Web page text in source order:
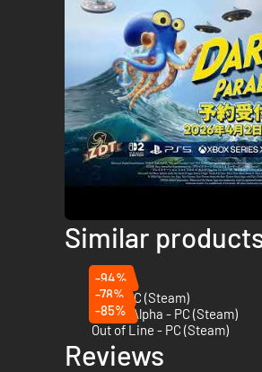
En levende og interaktiv
Oplev vidtstrakte baner med en
Similar
-94%
Hob - PC (Steam)
-78%
Planet Alpha - PC (Steam)
-85%
Out of Line - PC (Steam)
Reviews